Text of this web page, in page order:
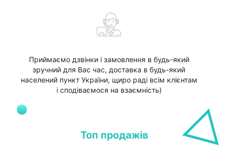
Приймаємо дзвінки і замовлення в будь-який
зручний для Вас час, доставка в будь-який
населений пункт України, щиро раді всім клієнтам
і сподіваємося на взаємність)
Топ продажів